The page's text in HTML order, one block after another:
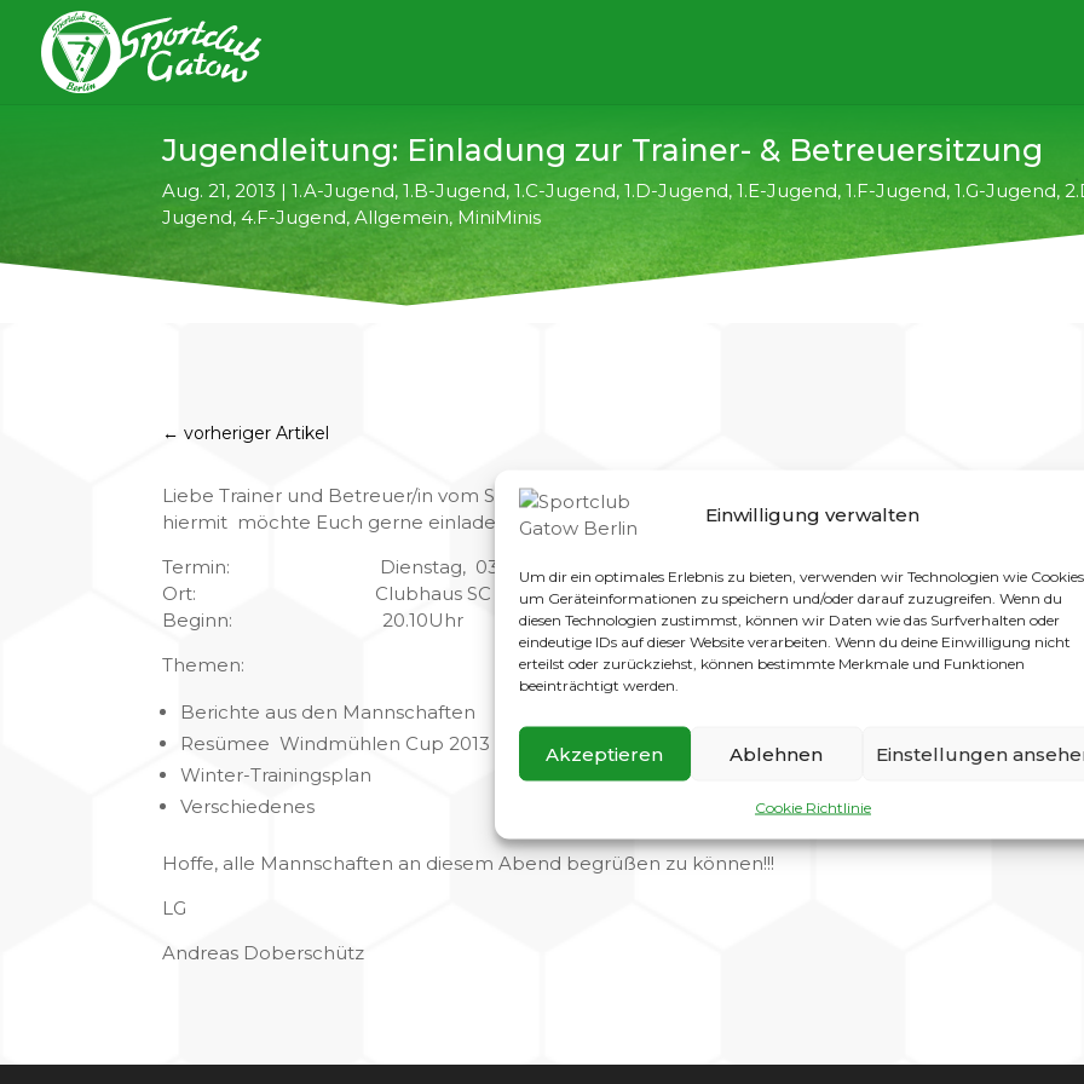
Einwilligung verwalten
Um dir ein optimales Erlebnis zu bieten, verwenden wir Technologien wie
um Geräteinformationen zu speichern und/oder darauf zuzugreifen. Wenn du
diesen Technologien zustimmst, können wir Daten wie das Surfverhalten oder
eindeutige IDs auf dieser Website verarbeiten. Wenn du deine Einwilligung nicht
erteilst oder zurückziehst, können bestimmte Merkmale und Funktionen
beeinträchtigt werden.
Akzeptieren Ablehnen Einstellungen
Cookie Richtlinie
Jugendleitung: Einladung zur Trainer- & Betreuersitzung
Aug. 21, 2013 |1.A-Jugend,1.B-Jugend,1.C-Jugend,1.D-Jugend,1.E-Jugend,1.F-Jugend,1.G-Jugend,
Jugend,4.F-Jugend,Allgemein, MiniMinis
←vorheriger Artikel
Liebe Trainer und Betreuer/in vom SC Gatow, lieber Vorstand,
hiermit möchte Euch gerne einladen zur 1. Trainer/ Betreuersitzung in der Saison 2013/14 !!
Termin: Dienstag, 03.09.2013
Ort: Clubhaus SC Gatow
Beginn: 20.10Uhr
Themen:
Berichte aus den Mannschaften
Resümee Windmühlen Cup 2013
Winter-Trainingsplan
Verschiedenes
Hoffe, alle Mannschaften an diesem Abend begrüßen zu können!!!
LG
Andreas Doberschütz